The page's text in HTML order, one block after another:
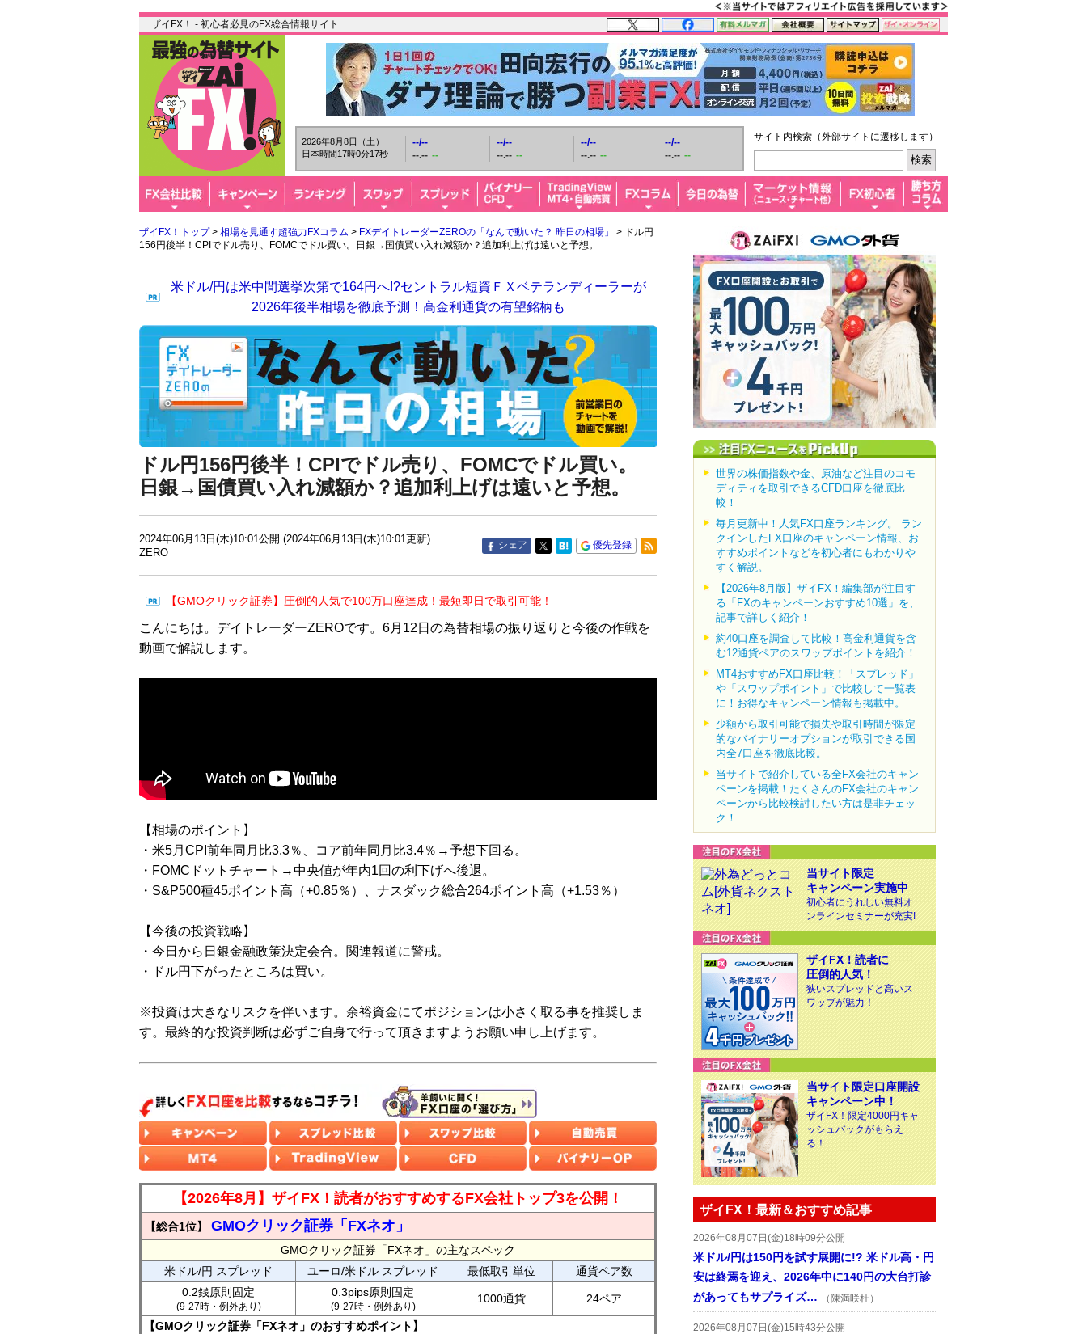
ザイFX！ - 初心者必見のFX総合情報サイト
2026年8月8日（土）
日本時間17時0分18秒
--/--
--.-- --
--/--
--.-- --
--/--
--.-- --
--/--
--.-- --
サイト内検索（外部サイトに遷移します）
ザイFX！トップ> 相場を見通す超強力FXコラム > FXデイトレーダーZEROの「なんで動いた？ 昨日の相場」
> ドル円
156円後半！CPIでドル売り、FOMCでドル買い。日銀→国債買い入れ減額か？追加利上げは遠いと予想。
米ドル/円は米中間選挙次第で164円へ!?セントラル短資ＦＸベテランディーラーが
2026年後半相場を徹底予測！高金利通貨の有望銘柄も
ドル円156円後半！CPIでドル売り、FOMCでドル買い。
日銀→国債買い入れ減額か？追加利上げは遠いと予想。
2024年06月13日(木)10:01公開 (2024年06月13日(木)10:01更新)
ZERO
シェア 優先登録
【GMOクリック証券】圧倒的人気で100万口座達成！最短即日で取引可能！
こんにちは。デイトレーダーZEROです。6月12日の為替相場の振り返りと今後の作戦を
動画で解説します。
【相場のポイント】
・米5月CPI前年同月比3.3％、コア前年同月比3.4％→予想下回る。
・FOMCドットチャート→中央値が年内1回の利下げへ後退。
・S&P500種45ポイント高（+0.85％）、ナスダック総合264ポイント高（+1.53％）
【今後の投資戦略】
・今日から日銀金融政策決定会合。関連報道に警戒。
・ドル円下がったところは買い。
※投資は大きなリスクを伴います。余裕資金にてポジションは小さく取る事を推奨しま
す。最終的な投資判断は必ずご自身で行って頂きますようお願い申し上げます。
【2026年8月】ザイFX！読者がおすすめするFX会社トップ3を公開！
【総合1位】 GMOクリック証券「FXネオ」
GMOクリック証券「FXネオ」の主なスペック
米ドル/円 スプレッド
ユーロ/米ドル スプレッド 最低取引単位
通貨ペア数
0.2銭原則固定
(9-27時・例外あり)
0.3pips原則固定
(9-27時・例外あり)
1000通貨 24ペア
【GMOクリック証券「FXネオ」のおすすめポイント】
世界の株価指数や金、原油など注目のコモ
ディティを取引できるCFD口座を徹底比
較！
毎月更新中！人気FX口座ランキング。 ラン
クインしたFX口座のキャンペーン情報、お
すすめポイントなどを初心者にもわかりや
すく解説。
【2026年8月版】ザイFX！編集部が注目す
る「FXのキャンペーンおすすめ10選」を、
記事で詳しく紹介！
約40口座を調査して比較！高金利通貨を含
む12通貨ペアのスワップポイントを紹介！
MT4おすすめFX口座比較！「スプレッド」
や「スワップポイント」で比較して一覧表
に！お得なキャンペーン情報も掲載中。
少額から取引可能で損失や取引時間が限定
的なバイナリーオプションが取引できる国
内全7口座を徹底比較。
当サイトで紹介している全FX会社のキャン
ペーンを掲載！たくさんのFX会社のキャン
ペーンから比較検討したい方は是非チェッ
ク！
当サイト限定
キャンペーン実施中
初心者にうれしい無料オ
ンラインセミナーが充実!
ザイFX！読者に
圧倒的人気！
狭いスプレッドと高いス
ワップが魅力！
当サイト限定口座開設
キャンペーン中！
ザイFX！限定4000円キャ
ッシュバックがもらえ
る！
ザイFX！最新＆おすすめ記事
2026年08月07日(金)18時09分公開
米ドル/円は150円を試す展開に!? 米ドル高・円
安は終焉を迎え、2026年中に140円の大台打診
があってもサプライズ…
（陳満咲杜）
2026年08月07日(金)15時43分公開